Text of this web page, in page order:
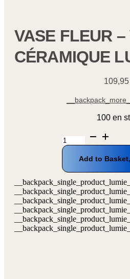
VASE FLEUR
CÉRAMIQUE
109,95
100 en
de
Vase
-
Visage
céramique
lumineux
Add to Basket,